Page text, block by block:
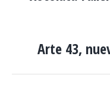
Arte 43,